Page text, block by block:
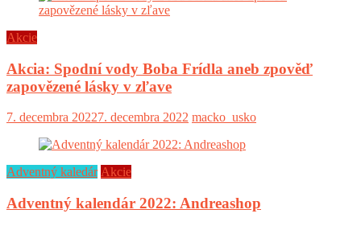
Akcie
Akcia: Spodní vody Boba Frídla aneb zpověď
zapovězené lásky v zľave
7. decembra 20227. decembra 2022 macko_usko
Adventný kaledár Akcie
Adventný kalendár 2022: Andreashop